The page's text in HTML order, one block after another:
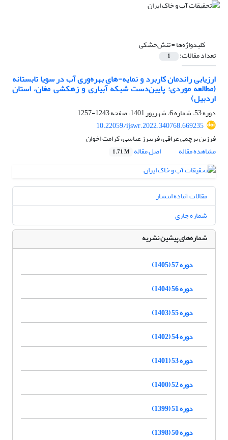
کلیدواژه‌ها =تنش‌خشکی
تعداد مقالات: 1
ارزیابی راندمان کاربرد و نمایه-های بهره‌وری آب در سویا تابستانه
(مطالعه موردی: پایین‌دست شبکه آبیاری و زهکشی مغان، استان
اردبیل)
دوره 53، شماره 6، شهریور 1401، صفحه
1243-1257
10.22059/ijswr.2022.340768.669235
فرزین پرچمی عراقی، فریبرز عباسی، کرامت اخوان
مشاهده مقاله
اصل مقاله 1.71 M
مقالات آماده انتشار
شماره جاری
شماره‌های پیشین نشریه
دوره 57 (1405)
دوره 56 (1404)
دوره 55 (1403)
دوره 54 (1402)
دوره 53 (1401)
دوره 52 (1400)
دوره 51 (1399)
دوره 50 (1398)